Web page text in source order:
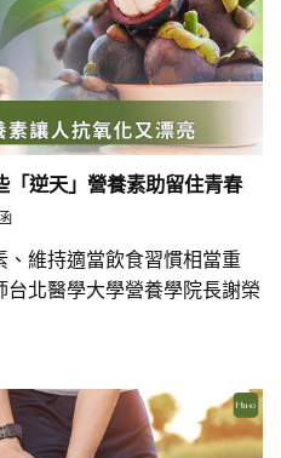
「逆天」營養素助留住青春
維持適當飲食習慣相當重
北醫學大學營養學院長謝榮